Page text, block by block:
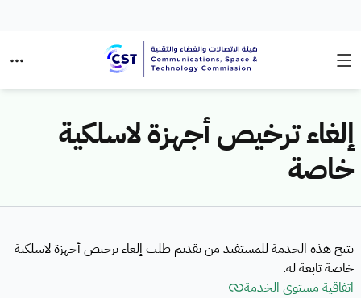
إلغاء ترخيص أجهزة لاسلكية
خاصة
تتيح هذه الخدمة للمستفيد من تقديم طلب إلغاء ترخيص أجهزة لاسلكية
خاصة تابعة له.
اتفاقية مستوى الخدمة